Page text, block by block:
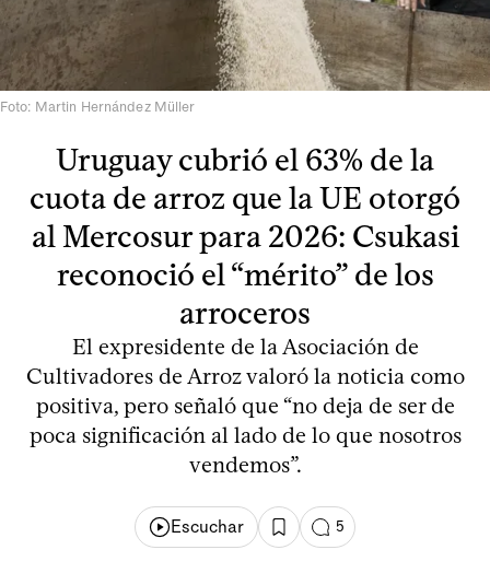
Foto: Martin Hernández Müller
Uruguay cubrió el 63% de la
cuota de arroz que la UE otorgó
al Mercosur para 2026: Csukasi
reconoció el “mérito” de los
arroceros
El expresidente de la Asociación de
Cultivadores de Arroz valoró la noticia como
positiva, pero señaló que “no deja de ser de
poca significación al lado de lo que nosotros
vendemos”.
Escuchar 5